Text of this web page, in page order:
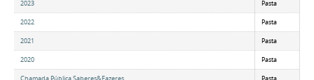
2023 Pasta
2022 Pasta
2021 Pasta
2020 Pasta